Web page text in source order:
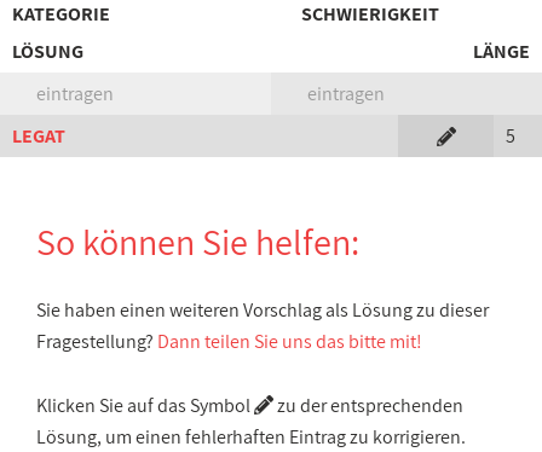
KATEGORIE
SCHWIERIGKEIT
LÖSUNG
LÄNGE
eintragen
eintragen
LEGAT
5
So können Sie helfen:
Sie haben einen weiteren Vorschlag als Lösung zu dieser
Fragestellung? Dann teilen Sie uns das bitte mit!
Klicken Sie auf das Symbol
zu der entsprechenden
Lösung, um einen fehlerhaften Eintrag zu korrigieren.